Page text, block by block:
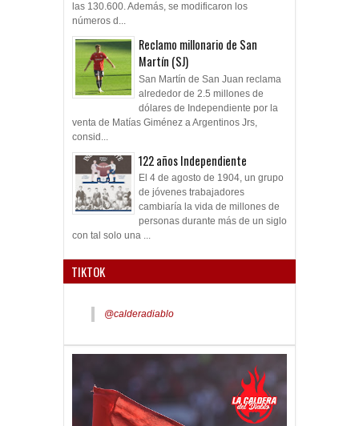
las 130.600. Además, se modificaron los
números d...
Reclamo millonario de San
Martín (SJ)
San Martín de San Juan reclama
alrededor de 2.5 millones de
dólares de Independiente por la
venta de Matías Giménez a Argentinos Jrs,
consid...
122 años Independiente
El 4 de agosto de 1904, un grupo
de jóvenes trabajadores
cambiaría la vida de millones de
personas durante más de un siglo
con tal solo una ...
TIKTOK
@calderadiablo